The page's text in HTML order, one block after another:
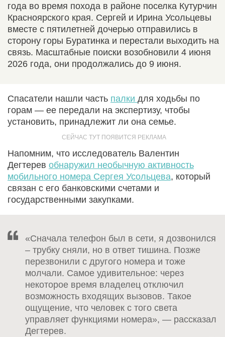
года во время похода в районе поселка Кутурчин
Красноярского края. Сергей и Ирина Усольцевы
вместе с пятилетней дочерью отправились в
сторону горы Буратинка и перестали выходить на
связь. Масштабные поиски возобновили 4 июня
2026 года, они продолжались до 9 июня.
Спасатели нашли часть палки для ходьбы по
горам — ее передали на экспертизу, чтобы
установить, принадлежит ли она семье.
Напомним, что исследователь Валентин
Дегтерев обнаружил необычную активность
мобильного номера Сергея Усольцева, который
связан с его банковскими счетами и
государственными закупками.
«Сначала телефон был в сети, я дозвонился
– трубку сняли, но в ответ тишина. Позже
перезвонили с другого номера и тоже
молчали. Самое удивительное: через
некоторое время владелец отключил
возможность входящих вызовов. Такое
ощущение, что человек с того света
управляет функциями номера», — рассказал
Дегтерев.